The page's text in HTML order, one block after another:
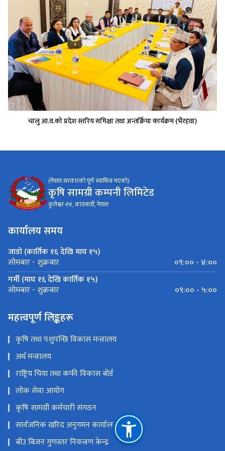
चालु आ.व.को प्रदेश स्तरिय समिक्षा तथा अन्तर्क्रिया कार्यक्रम (भैरहवा)
(नेपाल सरकारको पूर्ण स्वामित्व भएको)
कृषि सामग्री कम्पनी लिमिटेड
कुलेश्वर-१४, काठमाडौं, नेपाल
कार्यालय समय
जाडो (कार्तिक १६ देखि माघ १५)
सोमबार - शुक्रबार
०९:०० - ४:००
गर्मी (माघ १६ देखि कार्तिक १५)
सोमबार - शुक्रबार ०९:०० - ५:००
महत्त्वपूर्ण लिङ्कहरू
कृषि तथा पशुपन्छि विकास मन्त्रालय
अर्थ मन्त्रालय
राष्ट्रिय चिया तथा कफी विकास बोर्ड
लोक सेवा आयोग
कृषि सामग्री कर्मचारी संगठन
सार्वजनिक खरिद अनुगमन कार्यालय
बीउ बिजन गुणस्तर नियन्त्रण केन्द्र